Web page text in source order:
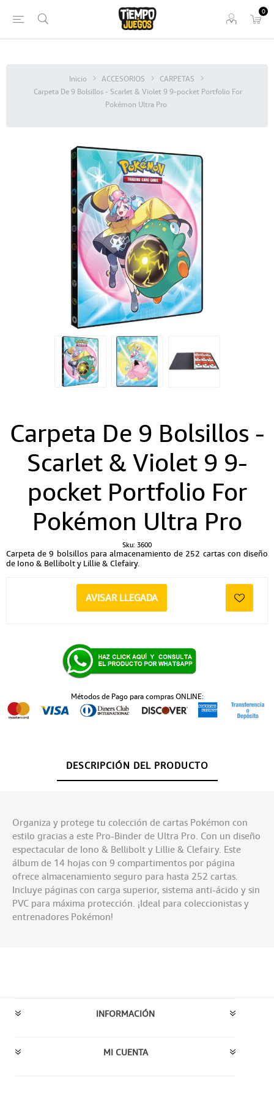
0
Inicio ACCESORIOS
CARPETAS
Carpeta De 9 Bolsillos - Scarlet & Violet 9 9-pocket Portfolio For
Pokémon Ultra Pro
Carpeta De 9 Bolsillos -
Scarlet & Violet 9 9-
pocket Portfolio For
Pokémon Ultra Pro
Sku: 3600
Carpeta de 9 bolsillos para almacenamiento de 252 cartas con diseño
de Iono & Bellibolt y Lillie & Clefairy.
AVISAR LLEGADA
Métodos de Pago para compras ONLINE:
DESCRIPCIÓN DEL PRODUCTO
Organiza y protege tu colección de cartas Pokémon con
estilo gracias a este Pro-Binder de Ultra Pro. Con un diseño
espectacular de Iono & Bellibolt y Lillie & Clefairy. Este
álbum de 14 hojas con 9 compartimentos por página
ofrece almacenamiento seguro para hasta 252 cartas.
Incluye páginas con carga superior, sistema anti-ácido y sin
PVC para máxima protección. ¡Ideal para coleccionistas y
entrenadores Pokémon!
INFORMACIÓN
MI CUENTA